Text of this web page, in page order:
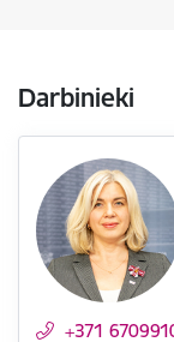
Darbinieki
+371